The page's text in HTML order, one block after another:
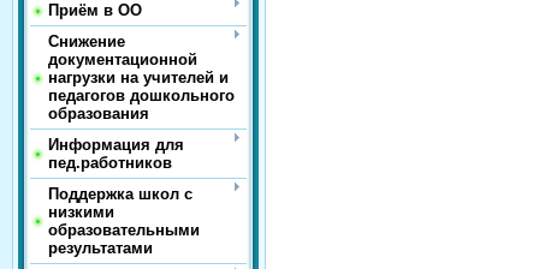
Приём в ОО
Снижение
документационной
нагрузки на учителей и
педагогов дошкольного
образования
Информация для
пед.работников
Поддержка школ с
низкими
образовательными
результатами